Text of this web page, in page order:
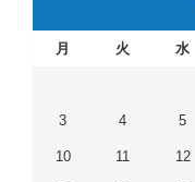
月 火 水
3 4 5
10 11 12